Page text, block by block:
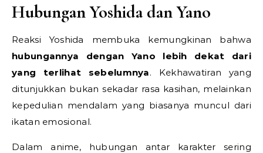
Hubungan Yoshida dan Yano
Reaksi Yoshida membuka kemungkinan bahwa
hubungannya dengan Yano lebih dekat dari
yang terlihat sebelumnya. Kekhawatiran yang
ditunjukkan bukan sekadar rasa kasihan, melainkan
kepedulian mendalam yang biasanya muncul dari
ikatan emosional.
Dalam anime, hubungan antar karakter sering